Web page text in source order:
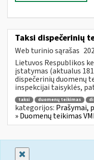
Taksi dispečerinių
Web turinio sąrašas
Lietuvos Respublikos
įstatymas (aktualus
dispečerinių duomenų
inspekcijai taisyklės,
taksi duomenų teikimas
kategorijos: Prašymai,
» Duomenų teikimas